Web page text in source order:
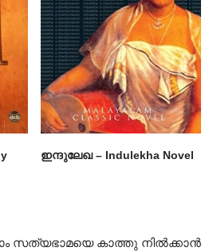
ഇന്ദുലേഖ – Indulekha Novel
സത്യഭാമയെ കാത്തു നിൽക്കാൻ